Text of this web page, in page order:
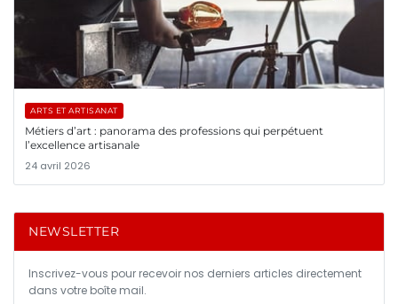
ARTS ET ARTISANAT
Métiers d’art : panorama des professions qui perpétuent
l’excellence artisanale
24 avril 2026
NEWSLETTER
Inscrivez-vous pour recevoir nos derniers articles directement
dans votre boîte mail.